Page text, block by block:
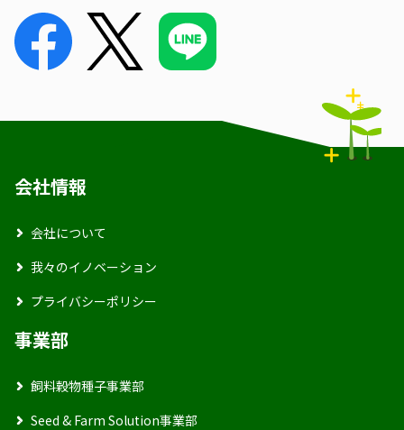
会社情報
会社について
我々のイノベーション
プライバシーポリシー
事業部
飼料穀物種子事業部
Seed & Farm Solution事業部